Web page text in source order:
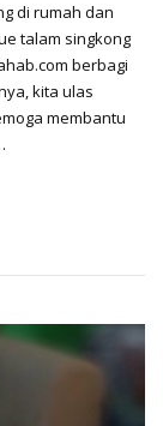
di rumah dan
talam singkong
berbagi
kita ulas
membantu